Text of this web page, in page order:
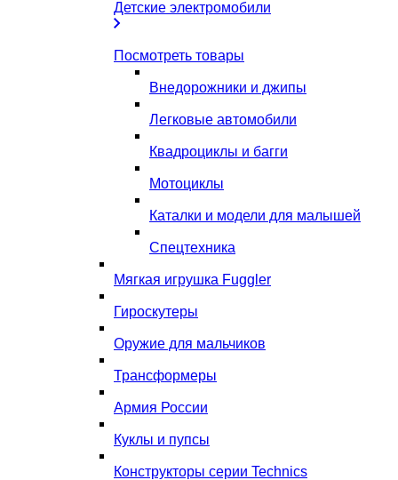
Детские электромобили
Посмотреть товары
Внедорожники и джипы
Легковые автомобили
Квадроциклы и багги
Мотоциклы
Каталки и модели для малышей
Спецтехника
Мягкая игрушка Fuggler
Гироскутеры
Оружие для мальчиков
Трансформеры
Армия России
Куклы и пупсы
Конструкторы серии Technics